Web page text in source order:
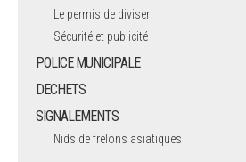
Le permis de diviser
Sécurité et publicité
POLICE MUNICIPALE
DECHETS
SIGNALEMENTS
Nids de frelons asiatiques